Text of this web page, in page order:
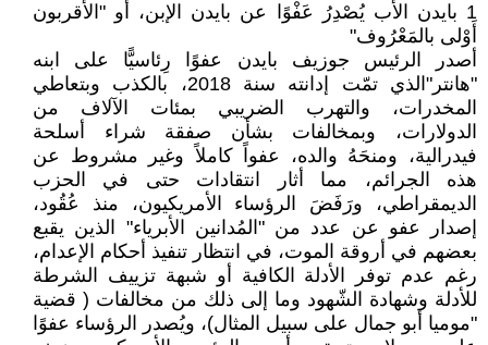
1 بايدن الأب يُصْدِرُ عَفْوًا عن بايدن الإبن، أو "الأقربون
أَوْلى بالمَعْرُوف"
أصدر الرئيس جوزيف بايدن عفوًا رِئاسيًّا على ابنه
"هانتر"الذي تمّت إدانته سنة 2018، بالكذب وبتعاطي
المخدرات، والتهرب الضريبي بمئات الآلاف من
الدولارات، وبمخالفات بشأن صفقة شراء أسلحة
فيدرالية، ومنحَهُ والده، عفواً كاملاً وغير مشروط عن
هذه الجرائم، مما أثار انتقادات حتى في الحزب
الديمقراطي، ورَفَضَ الرؤساء الأمريكيون، منذ عُقُود،
إصدار عفو عن عدد من "المُدانين الأبرياء" الذين يقبع
بعضهم في أروقة الموت، في انتظار تنفيذ أحكام الإعدام،
رغم عدم توفر الأدلة الكافية أو شبهة تزييف الشرطة
للأدلة وشهادة الشّهود وما إلى ذلك من مخالفات ( قضية
"موميا أبو جمال على سبيل المثال)، ويُصدر الرؤساء عفوًا